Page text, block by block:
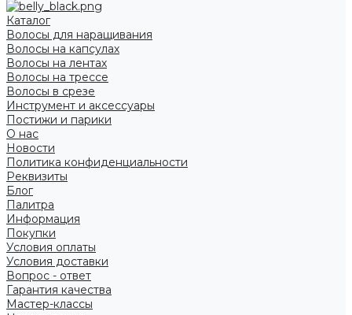
Каталог
Волосы для наращивания
Волосы на капсулах
Волосы на лентах
Волосы на трессе
Волосы в срезе
Инструмент и аксессуары
Постижи и парики
О нас
Новости
Политика конфиденциальности
Реквизиты
Блог
Палитра
Информация
Покупки
Условия оплаты
Условия доставки
Вопрос - ответ
Гарантия качества
Мастер-классы